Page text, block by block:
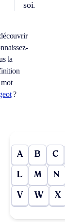
soi.
la
?
A B C
L M N
V W X